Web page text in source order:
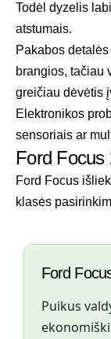
Todėl dyzelis
atstumais.
Pakabos
brangios, tačiau
greičiau dėvėtis
Elektronikos
sensoriais ar
Ford Focus
Ford Focus
klasės
Ford
Puikus